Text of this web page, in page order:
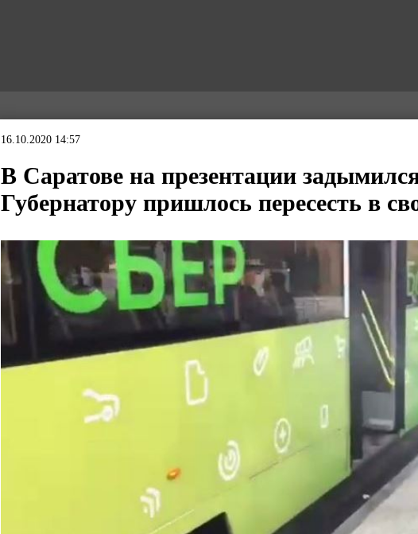
16.10.2020 14:57
В Саратове на презентации
Губернатору пришлось пересесть в